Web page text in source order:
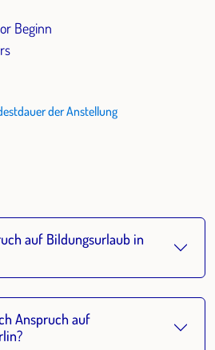
Beginn
der Anstellung
auf Bildungsurlaub in
Anspruch auf